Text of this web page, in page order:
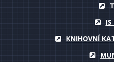
IS
KNIHOVNÍ